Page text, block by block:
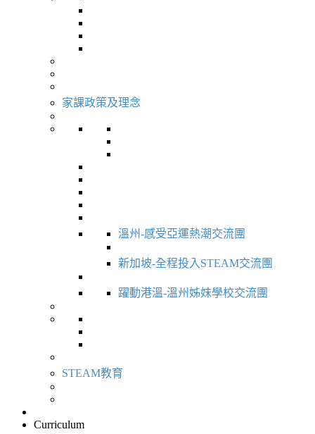
家課政策及理念
溫州-感受亞運熱潮交流團
新加坡-全程投入STEAM交流團
躍動港溫-溫州姊妹學校交流團
STEAM教育
Curriculum